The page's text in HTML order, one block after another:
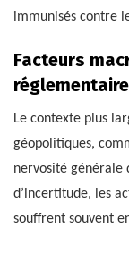
immunisés contre
Facteurs
Le contexte plus
géopolitiques,
nervosité générale
d’incertitude, les
souffrent souvent